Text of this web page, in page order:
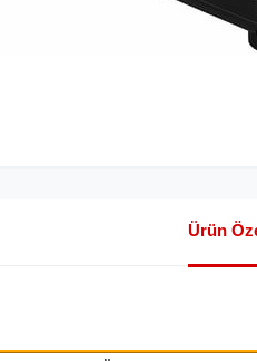
Ürün